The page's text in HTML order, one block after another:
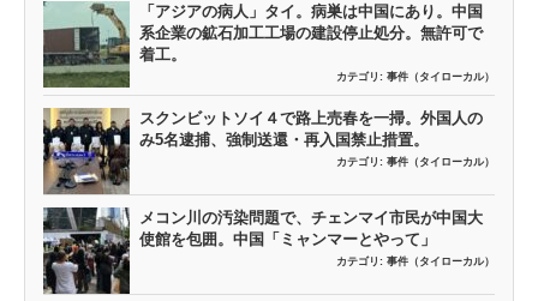
「アジアの病人」タイ。病巣は中国にあり。中国
系企業の鉱石加工工場の建設停止処分。無許可で
着工。
カテゴリ: 事件（タイローカル）
スクンビットソイ４で路上売春を一掃。外国人の
み5名逮捕、強制送還・再入国禁止措置。
カテゴリ: 事件（タイローカル）
メコン川の汚染問題で、チェンマイ市民が中国大
使館を包囲。中国「ミャンマーとやって」
カテゴリ: 事件（タイローカル）